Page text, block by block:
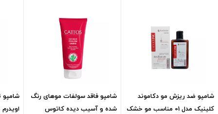
شامپو ضد ریزش مو دکاموند
کلینیک مدل 01 مناسب مو خشک
شامپو فاقد سولفات موهای رنگ
شده و آسیب دیده کاتوس
شامپو